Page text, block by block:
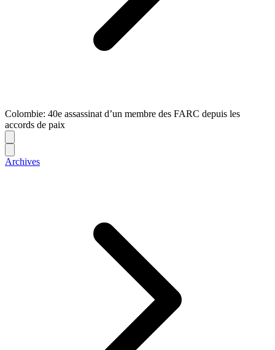
Colombie: 40e assassinat d’un membre des FARC depuis les
accords de paix
Archives